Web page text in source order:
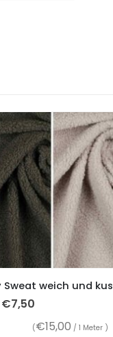
€7,50
(€15,00 / 1 Meter )